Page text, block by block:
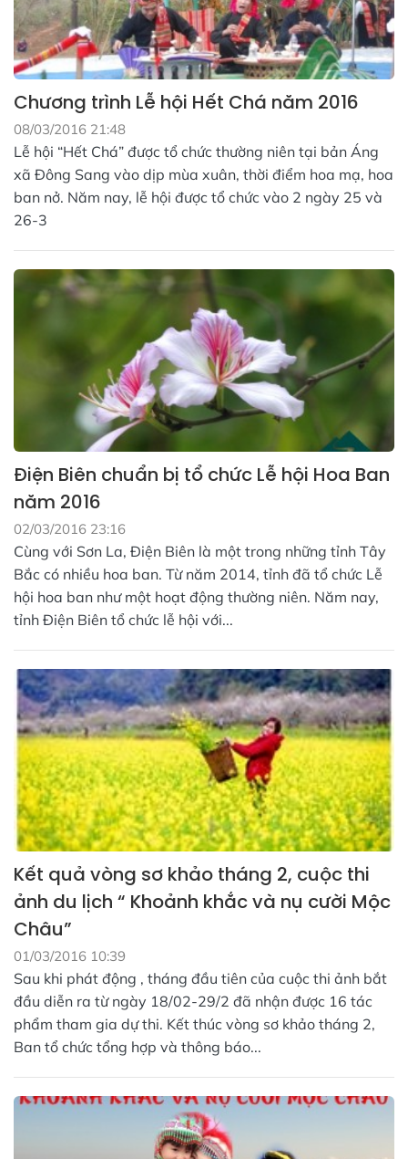
Chương trình Lễ hội Hết Chá năm 2016
08/03/2016 21:48
Lễ hội “Hết Chá” được tổ chức thường niên tại bản Áng
xã Đông Sang vào dịp mùa xuân, thời điểm hoa mạ, hoa
ban nở. Năm nay, lễ hội được tổ chức vào 2 ngày 25 và
26-3
Điện Biên chuẩn bị tổ chức Lễ hội Hoa Ban
năm 2016
02/03/2016 23:16
Cùng với Sơn La, Điện Biên là một trong những tỉnh Tây
Bắc có nhiều hoa ban. Từ năm 2014, tỉnh đã tổ chức Lễ
hội hoa ban như một hoạt động thường niên. Năm nay,
tỉnh Điện Biên tổ chức lễ hội với...
Kết quả vòng sơ khảo tháng 2, cuộc thi
ảnh du lịch “ Khoảnh khắc và nụ cười Mộc
Châu”
01/03/2016 10:39
Sau khi phát động , tháng đầu tiên của cuộc thi ảnh bắt
đầu diễn ra từ ngày 18/02-29/2 đã nhận được 16 tác
phẩm tham gia dự thi. Kết thúc vòng sơ khảo tháng 2,
Ban tổ chức tổng hợp và thông báo...